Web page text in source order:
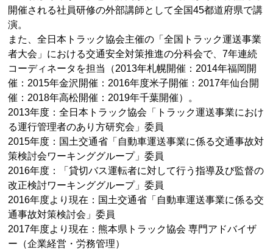
開催される社員研修の外部講師として全国45都道府県で講
演。
また、全日本トラック協会主催の「全国トラック運送事業
者大会」における交通安全対策推進の分科会で、7年連続
コーディネータを担当（2013年札幌開催：2014年福岡開
催：2015年金沢開催：2016年度米子開催：2017年仙台開
催：2018年高松開催：2019年千葉開催）。
2013年度：全日本トラック協会「トラック運送事業におけ
る運行管理者のあり方研究会」委員
2015年度：国土交通省「自動車運送事業に係る交通事故対
策検討会ワーキンググループ」委員
2016年度：「貸切バス運転者に対して行う指導及び監督の
改正検討ワーキンググループ」委員
2016年度より現在：国土交通省「自動車運送事業に係る交
通事故対策検討会」委員
2017年度より現在：熊本県トラック協会 専門アドバイザ
ー（企業経営・労務管理）